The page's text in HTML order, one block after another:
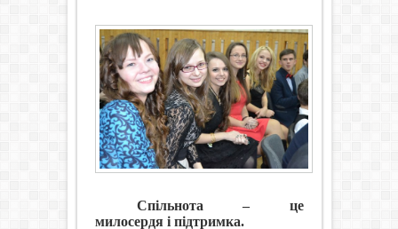
Спільнота – це
милосердя і підтримка.